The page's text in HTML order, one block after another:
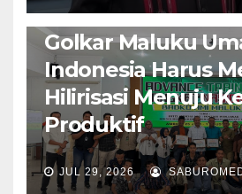
Isi Materi LK-III
Golkar Maluku
Indonesia Harus
Hilirisasi Menuju
Produktif
JUL 29, 2026